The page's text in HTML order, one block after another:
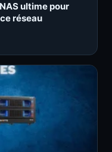
ultime pour
réseau